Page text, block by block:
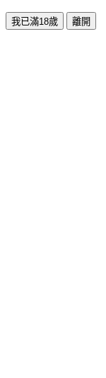
我已滿18歲 離開